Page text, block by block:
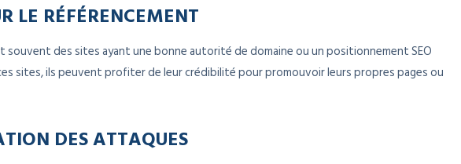
LE RÉFÉRENCEMENT
des sites ayant une bonne autorité de domaine ou un positionnement SEO
sites, ils peuvent profiter de leur crédibilité pour promouvoir leurs propres pages ou
DES ATTAQUES